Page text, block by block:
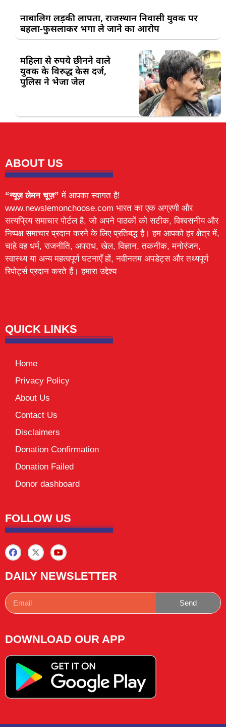
नाबालिग लड़की लापता, राजस्थान निवासी युवक पर
बहला-फुसलाकर भगा ले जाने का आरोप
महिला से रुपये छीनने वाले
युवक के विरुद्ध केस दर्ज,
पुलिस ने भेजा जेल
ABOUT US
“न्यूज़ लेमन चूज़” में आपका स्वागत है!
www.newslemonchoose.com भारत का एक अग्रणी और
सत्यप्रिय समाचार पोर्टल है, जो अपने पाठकों को सटीक, विश्वसनीय और
निष्पक्ष समाचार प्रदान करने के लिए प्रतिबद्ध है। हम आपको हर क्षेत्र में,
चाहे वह धर्म, राजनीति, अपराध, खेल, विज्ञान, तकनीक, मनोरंजन,
स्वास्थ्य या अन्य महत्वपूर्ण घटनाएँ हों, नवीनतम अपडेट्स और तथ्यपूर्ण
रिपोर्ट्स प्रदान करते हैं। हमारा उद्देश्य
QUICK LINKS
Home
Privacy Policy
About Us
Contact Us
Disclaimers
Donation Confirmation
Donation Failed
Donor dashboard
FOLLOW US
DAILY NEWSLETTER
Send
DOWNLOAD OUR APP